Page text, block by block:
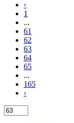
‹
1
...
61
62
63
64
65
...
165
›